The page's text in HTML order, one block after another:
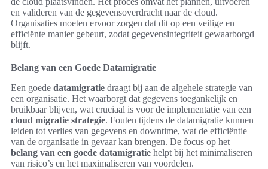
en valideren van de gegevensoverdracht naar de cloud.
Organisaties moeten ervoor zorgen dat dit op een veilige en
efficiënte manier gebeurt, zodat gegevensintegriteit gewaarborgd
blijft.
Belang van een Goede Datamigratie
Een goede datamigratie draagt bij aan de algehele strategie van
een organisatie. Het waarborgt dat gegevens toegankelijk en
bruikbaar blijven, wat cruciaal is voor de implementatie van een
cloud migratie strategie. Fouten tijdens de datamigratie kunnen
leiden tot verlies van gegevens en downtime, wat de efficiëntie
van de organisatie in gevaar kan brengen. De focus op het
belang van een goede datamigratie helpt bij het minimaliseren
van risico’s en het maximaliseren van voordelen.